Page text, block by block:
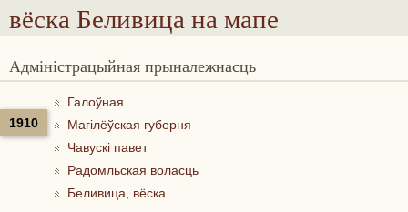
вёска Беливицана мапе
Адміністрацыйная прыналежнасць
1910
Галоўная
Магілёўская губерня
Чавускі павет
Радомльская воласць
Беливица, вёска